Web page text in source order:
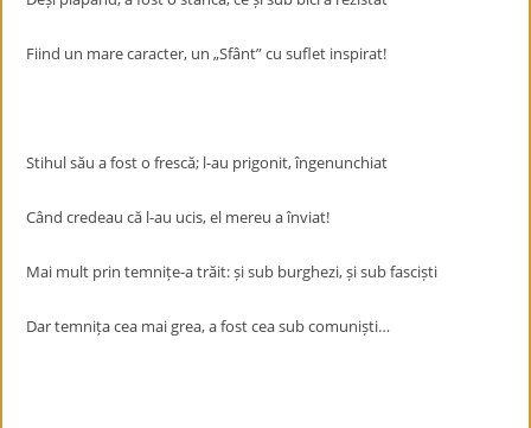
Fiind un mare caracter, un „Sfânt” cu suflet inspirat!
Stihul său a fost o frescă; l-au prigonit, îngenunchiat
Când credeau că l-au ucis, el mereu a înviat!
Mai mult prin temnițe-a trăit: și sub burghezi, și sub fasciști
Dar temnița cea mai grea, a fost cea sub comuniști…